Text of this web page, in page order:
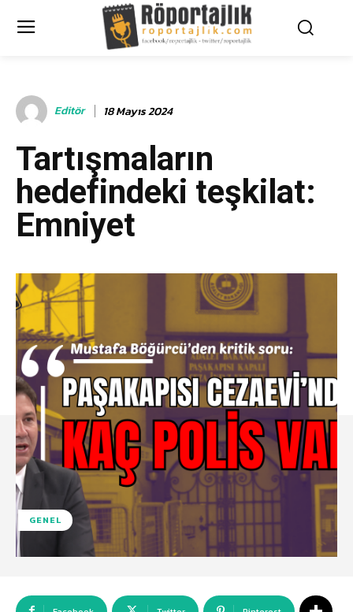
Editör 18 Mayıs 2024
Tartışmaların
hedefindeki teşkilat:
Emniyet
GENEL